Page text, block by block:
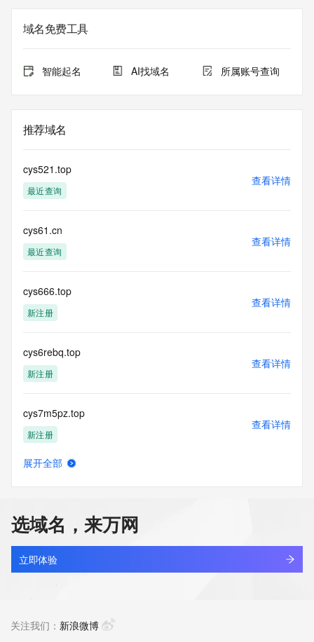
域名免费工具
智能起名 AI找域名 所属账号查询
推荐域名
cys521.top
最近查询
查看详情
cys61.cn
最近查询
查看详情
cys666.top
新注册
查看详情
cys6rebq.top
新注册
查看详情
cys7m5pz.top
新注册
查看详情
cyscxut.cn
最近查询
查看详情
展开全部
选域名，来万网
立即体验
关注我们： 新浪微博